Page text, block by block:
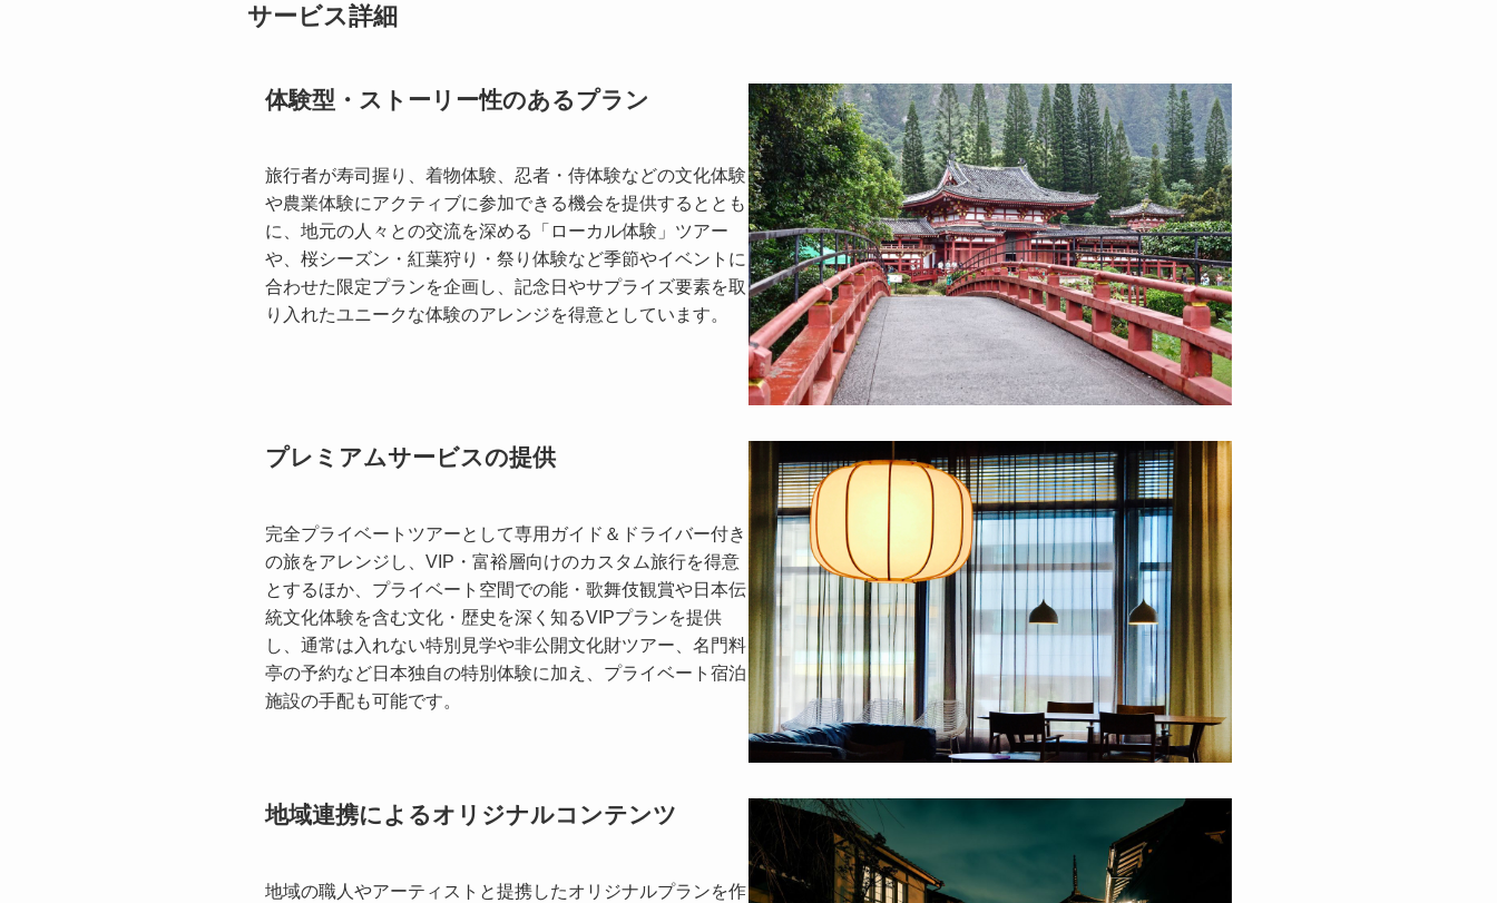
サービス詳細
体験型・ストーリー性のあるプラン
旅行者が寿司握り、着物体験、忍者・侍体験などの文化体験
や農業体験にアクティブに参加できる機会を提供するととも
に、地元の人々との交流を深める「ローカル体験」ツアー
や、桜シーズン・紅葉狩り・祭り体験など季節やイベントに
合わせた限定プランを企画し、記念日やサプライズ要素を取
り入れたユニークな体験のアレンジを得意としています。
プレミアムサービスの提供
完全プライベートツアーとして専用ガイド＆ドライバー付き
の旅をアレンジし、VIP・富裕層向けのカスタム旅行を得意
とするほか、プライベート空間での能・歌舞伎観賞や日本伝
統文化体験を含む文化・歴史を深く知るVIPプランを提供
し、通常は入れない特別見学や非公開文化財ツアー、名門料
亭の予約など日本独自の特別体験に加え、プライベート宿泊
施設の手配も可能です。
地域連携によるオリジナルコンテンツ
地域の職人やアーティストと提携したオリジナルプランを作